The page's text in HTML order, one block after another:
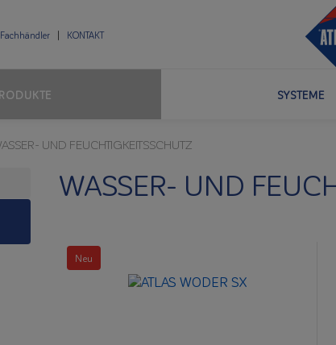
KONTAKT
SYSTEME
UND FEUCHTIGKEITSSCHUTZ
WASSER- UND
Neu